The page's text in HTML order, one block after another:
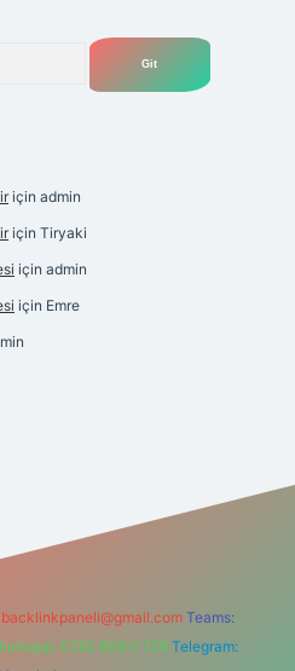
için admin
için Tiryaki
için admin
için Emre
backlinkpaneli@gmail.com Teams:
0262 606 0 726 Telegram: